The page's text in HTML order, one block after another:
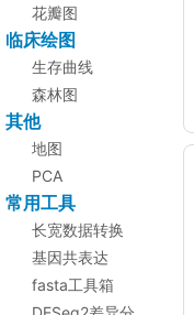
花瓣图
临床绘图
生存曲线
森林图
其他
地图
PCA
常用工具
长宽数据转换
基因共表达
fasta工具箱